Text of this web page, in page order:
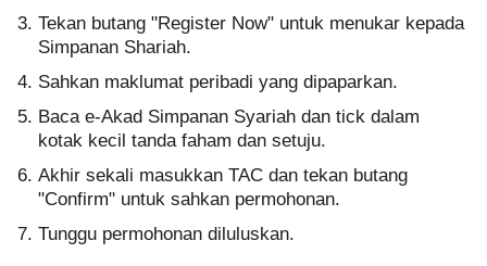
Tekan butang "Register Now" untuk menukar kepada
Simpanan Shariah.
Sahkan maklumat peribadi yang dipaparkan.
Baca e-Akad Simpanan Syariah dan tick dalam
kotak kecil tanda faham dan setuju.
Akhir sekali masukkan TAC dan tekan butang
"Confirm" untuk sahkan permohonan.
Tunggu permohonan diluluskan.